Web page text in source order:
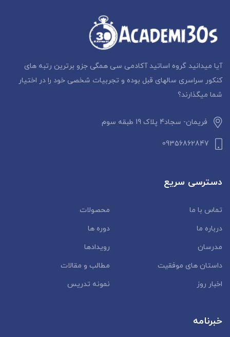
آیا میدانید گروه اساتید آکادمی سی همگی جزو برترین رتبه های
کنکور سراسری سالهای قبل بوده و تجربیات شخصی خود را در اختیار
شما میگذارند؟
فریمان- سجاد4 پلاک 19 طبقه سوم
09356862847
دسترسی سریع
تماس با ما
محصولات
درباره ما
دوره ها
مدرسان
رویدادها
داستان‌ های موفقیت
مطالب و مقالات
اخبار روز
نمونه تدریس
خبرنامه